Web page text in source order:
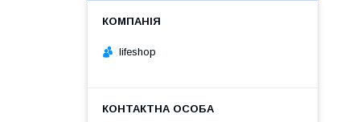
lifeshop